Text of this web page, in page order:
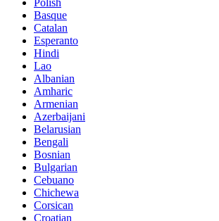
Polish
Basque
Catalan
Esperanto
Hindi
Lao
Albanian
Amharic
Armenian
Azerbaijani
Belarusian
Bengali
Bosnian
Bulgarian
Cebuano
Chichewa
Corsican
Croatian